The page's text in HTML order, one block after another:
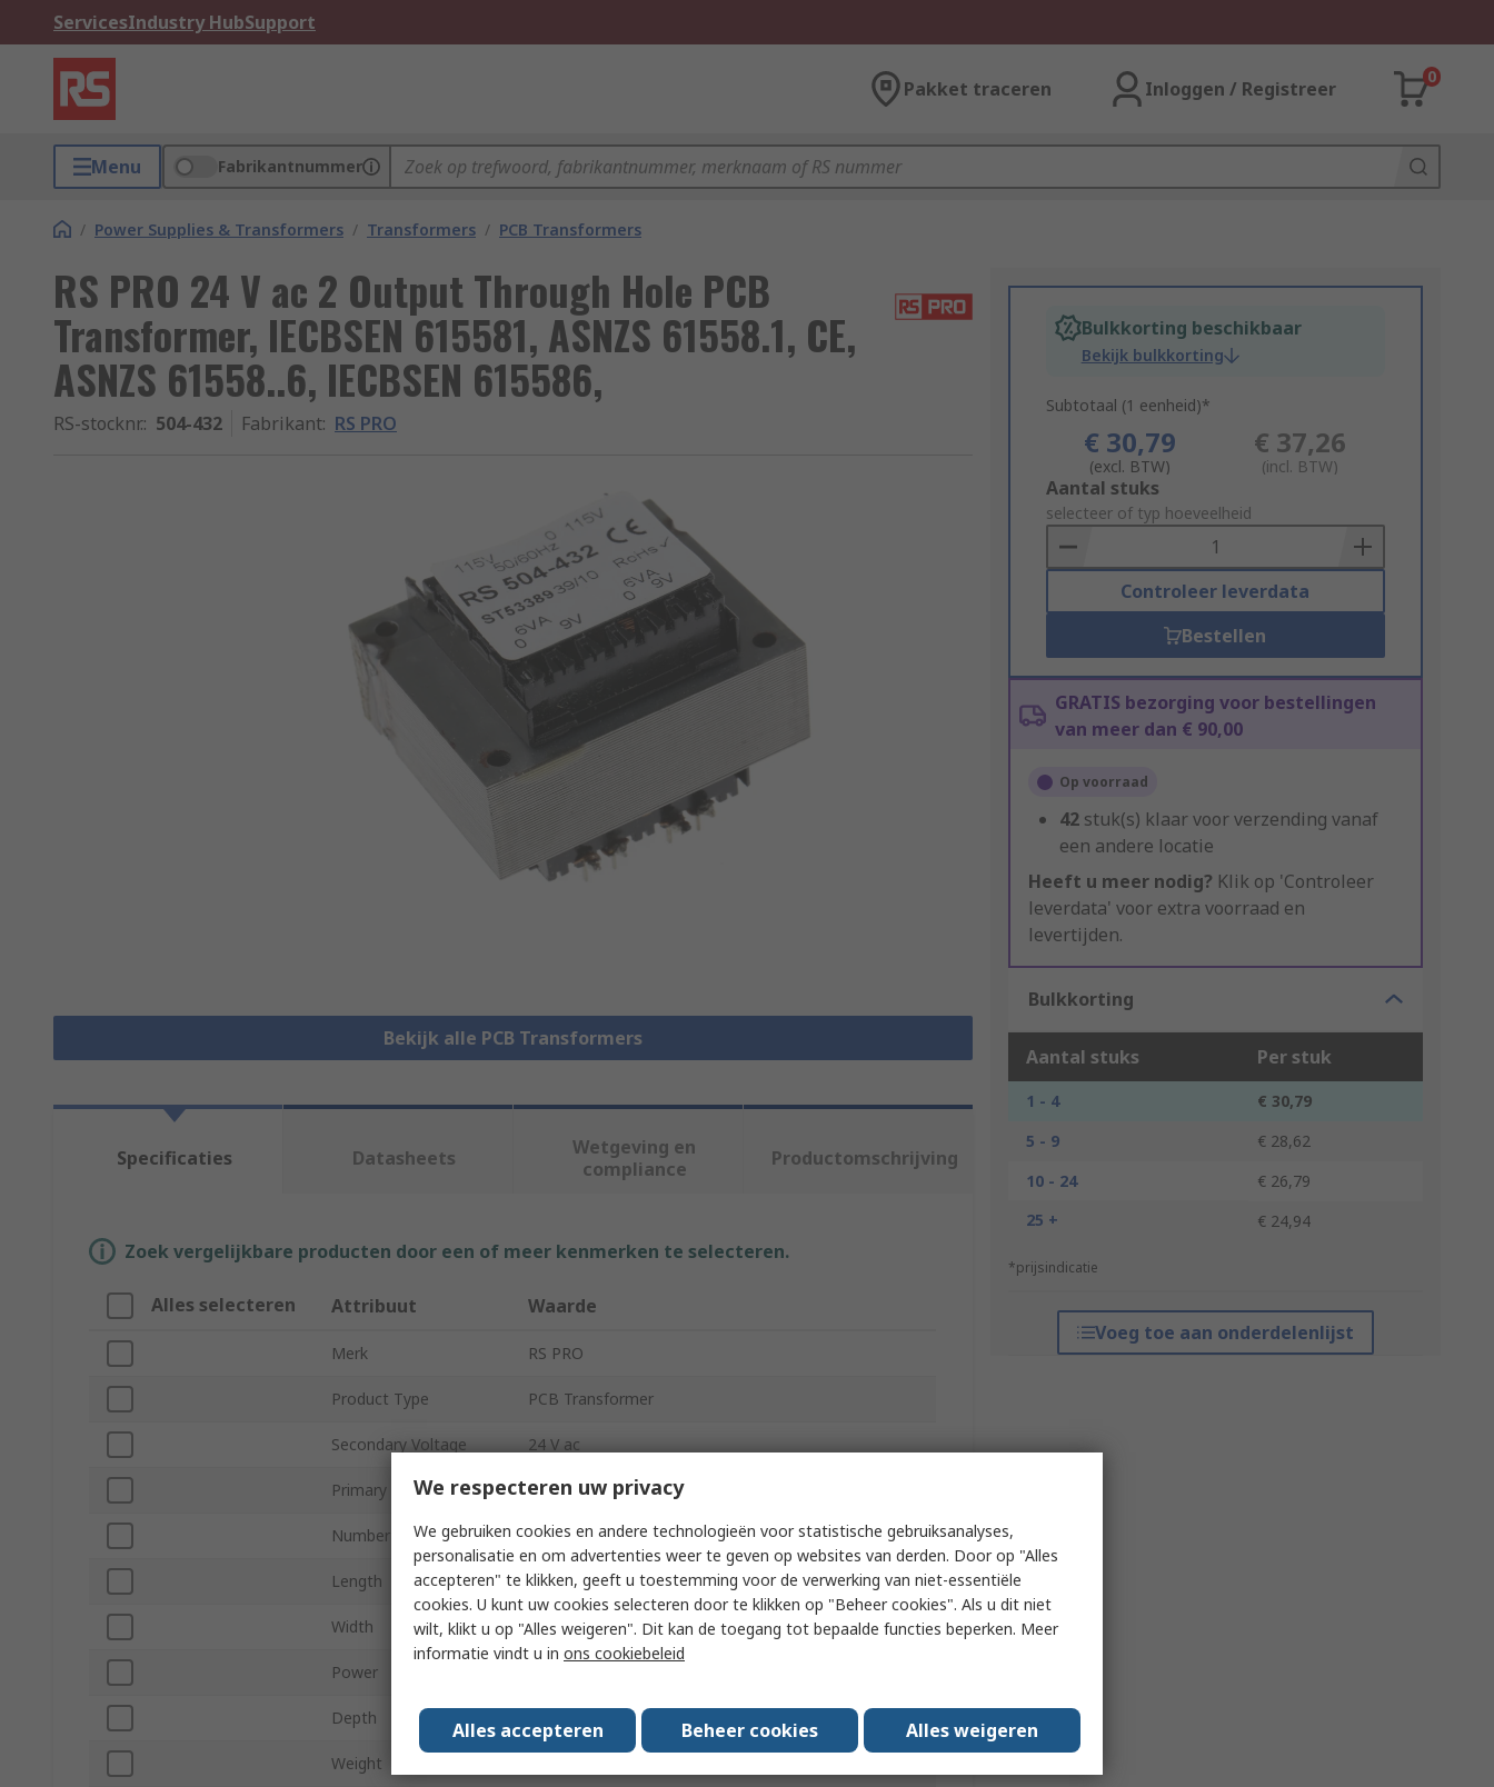
ServicesIndustry HubSupport
Pakket traceren Inloggen / Registreer
0
Menu Fabrikantnummer
/ Power Supplies & Transformers / Transformers / PCB Transformers
RS PRO 24 V ac 2 Output Through Hole PCB
Transformer, IECBSEN 615581, ASNZS 61558.1, CE,
ASNZS 61558..6, IECBSEN 615586,
RS-stocknr.: 504-432 Fabrikant: RS PRO
Bekijk alle PCB Transformers
Bulkkorting beschikbaar
Bekijk bulkkorting
Subtotaal (1 eenheid)*
€ 30,79
(excl. BTW)
€ 37,26
(incl. BTW)
Add
to
Basket
Aantal stuks
selecteer of typ hoeveelheid
Controleer leverdata
Bestellen
GRATIS bezorging voor bestellingen
van meer dan € 90,00
Op voorraad
42 stuk(s) klaar voor verzending vanaf
een andere locatie
Heeft u meer nodig? Klik op 'Controleer
leverdata' voor extra voorraad en
levertijden.
Bulkkorting
Aantal stuks Per stuk
1 - 4
€ 30,79
5 - 9
€ 28,62
10 - 24
€ 26,79
25 +
€ 24,94
*prijsindicatie
Voeg toe aan onderdelenlijst
Specificaties Datasheets
Wetgeving en
compliance
Productomschrijving
Zoek vergelijkbare producten door een of meer kenmerken te selecteren.
Alles selecteren Attribuut Waarde
Merk RS PRO
Product Type PCB Transformer
Secondary Voltage 24 V ac
Primary Voltage 2 x 115 V ac
Number of Outputs 2
Length 54mm
Width 45mm
Power
Depth
Weight
We respecteren uw privacy
We gebruiken cookies en andere technologieën voor statistische gebruiksanalyses,
personalisatie en om advertenties weer te geven op websites van derden. Door op "Alles
accepteren" te klikken, geeft u toestemming voor de verwerking van niet-essentiële
cookies. U kunt uw cookies selecteren door te klikken op "Beheer cookies". Als u dit niet
wilt, klikt u op "Alles weigeren". Dit kan de toegang tot bepaalde functies beperken. Meer
informatie vindt u in ons cookiebeleid
Alles accepteren Beheer cookies Alles weigeren